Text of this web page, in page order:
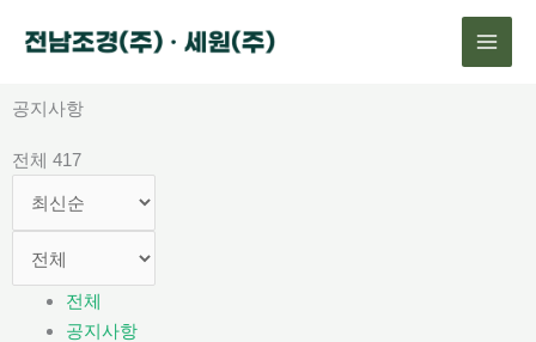
로
너
공지사항
전체 417
전체
공지사항